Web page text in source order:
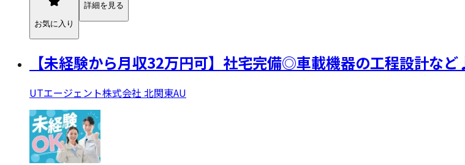
お気に入り
詳細を見る
【未経験から月収32万円可】社宅完備◎車載機器の工程設計な
UTエージェント株式会社 北関東AU